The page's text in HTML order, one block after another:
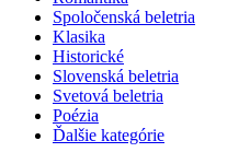
Spoločenská beletria
Klasika
Historické
Slovenská beletria
Svetová beletria
Poézia
Ďalšie kategórie